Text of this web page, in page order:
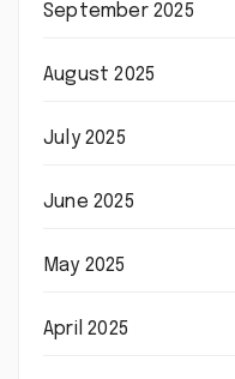
September 2025
August 2025
July 2025
June 2025
May 2025
April 2025